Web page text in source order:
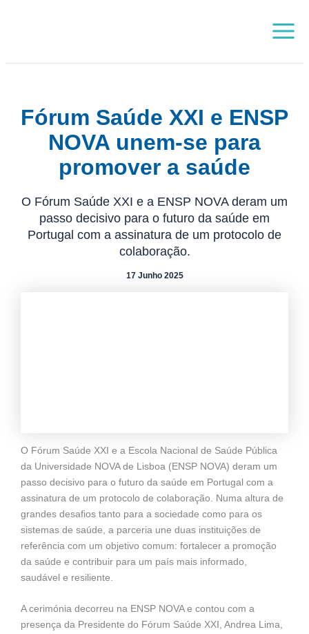
Menu
Fórum Saúde XXI e ENSP
NOVA unem-se para
promover a saúde
O Fórum Saúde XXI e a ENSP NOVA deram um
passo decisivo para o futuro da saúde em
Portugal com a assinatura de um protocolo de
colaboração.
17 Junho 2025
O Fórum Saúde XXI e a Escola Nacional de Saúde Pública
da Universidade NOVA de Lisboa (ENSP NOVA) deram um
passo decisivo para o futuro da saúde em Portugal com a
assinatura de um protocolo de colaboração. Numa altura de
grandes desafios tanto para a sociedade como para os
sistemas de saúde, a parceria une duas instituições de
referência com um objetivo comum: fortalecer a promoção
da saúde e contribuir para um país mais informado,
saudável e resiliente.
A cerimónia decorreu na ENSP NOVA e contou com a
presença da Presidente do Fórum Saúde XXI, Andrea Lima,